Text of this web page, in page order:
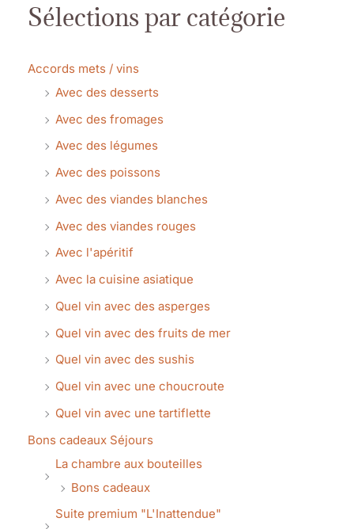
Sélections par catégorie
Accords mets / vins
Avec des desserts
Avec des fromages
Avec des légumes
Avec des poissons
Avec des viandes blanches
Avec des viandes rouges
Avec l'apéritif
Avec la cuisine asiatique
Quel vin avec des asperges
Quel vin avec des fruits de mer
Quel vin avec des sushis
Quel vin avec une choucroute
Quel vin avec une tartiflette
Bons cadeaux Séjours
La chambre aux bouteilles
Bons cadeaux
Suite premium "L'Inattendue"